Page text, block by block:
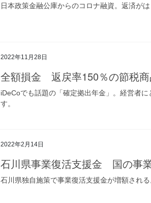
日本政策金融公庫からのコロナ融資。返済が
2022年11月28日
全額損金 返戻率150％の節税
iDeCoでも話題の「確定拠出年金」。経営者
す。
2022年2月14日
石川県事業復活支援金 国の事
石川県独自施策で事業復活支援金が増額され